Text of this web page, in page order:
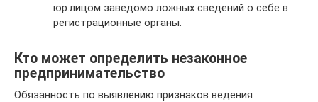
юр.лицом заведомо ложных сведений о себе в
регистрационные органы.
Кто может определить незаконное
предпринимательство
Обязанность по выявлению признаков ведения